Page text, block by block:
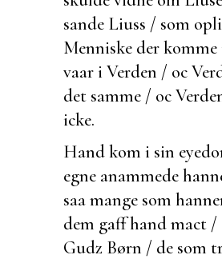
sande Liuss / som
Menniske der
vaar i Verden / oc
det samme / oc
icke.
Hand kom i sin
egne anammede
saa mange som
dem gaff hand mact
Gudz Børn / de som